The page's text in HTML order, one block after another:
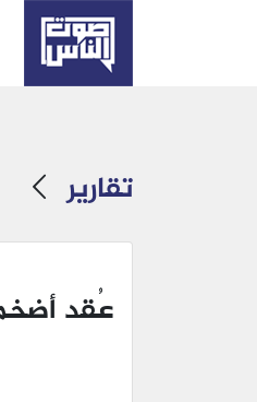
تقارير
عُقد